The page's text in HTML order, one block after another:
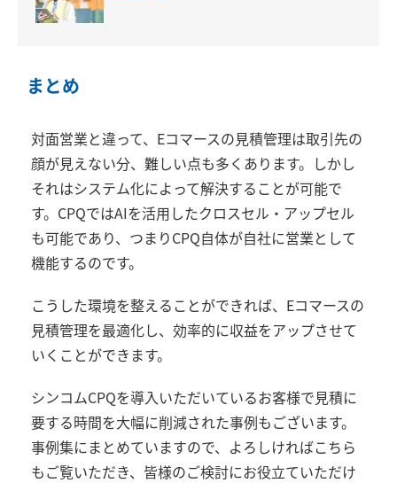
まとめ
対面営業と違って、Eコマースの見積管理は取引先の
顔が見えない分、難しい点も多くあります。しかし
それはシステム化によって解決することが可能で
す。CPQではAIを活用したクロスセル・アップセル
も可能であり、つまりCPQ自体が自社に営業として
機能するのです。
こうした環境を整えることができれば、Eコマースの
見積管理を最適化し、効率的に収益をアップさせて
いくことができます。
シンコムCPQを導入いただいているお客様で見積に
要する時間を大幅に削減された事例もございます。
事例集にまとめていますので、よろしければこちら
もご覧いただき、皆様のご検討にお役立ていただけ